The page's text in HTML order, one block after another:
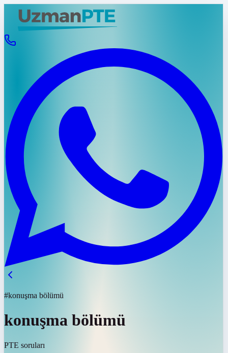
#konuşma bölümü
konuşma bölümü
PTE soruları